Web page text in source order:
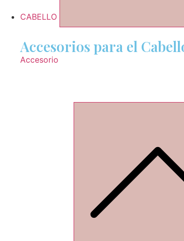
CABELLO
Accesorios para el
Accesorio